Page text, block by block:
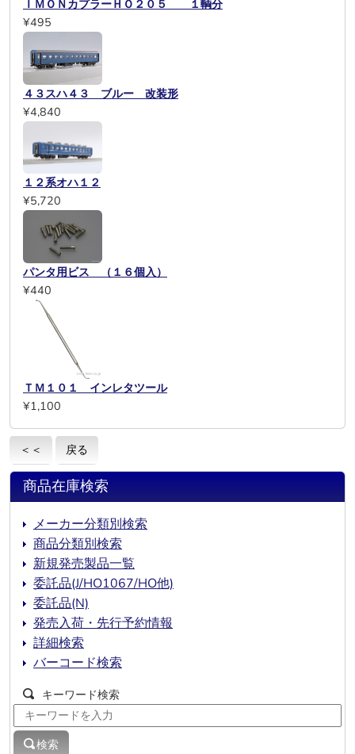
ＩＭＯＮカプラーＨＯ２０５ １輌分
¥495
４３スハ４３ ブルー 改装形
¥4,840
１２系オハ１２
¥5,720
パンタ用ビス （１６個入）
¥440
ＴＭ１０１ インレタツール
¥1,100
＜＜ 戻る
商品在庫検索
メーカー分類別検索
商品分類別検索
新規発売製品一覧
委託品(J/HO1067/HO他)
委託品(N)
発売入荷・先行予約情報
詳細検索
バーコード検索
キーワード検索
検索